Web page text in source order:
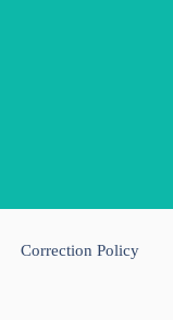
Correction Policy